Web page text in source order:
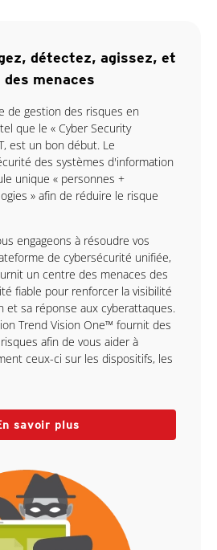
détectez, agissez, et
menaces
de gestion des risques en
que le « Cyber Security
est un bon début. Le
des systèmes d'information
unique « personnes +
» afin de réduire le risque
engageons à résoudre vos
de cybersécurité unifiée,
un centre des menaces des
fiable pour renforcer la visibilité
et sa réponse aux cyberattaques.
Trend Vision One™ fournit des
afin de vous aider à
ceux-ci sur les dispositifs, les
savoir plus